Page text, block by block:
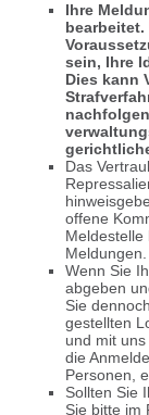
Ihre
sein, Ihre
Dies kann
Das
offene
Meldungen.
Wenn Sie
abgeben
Sie
gestellten
und mit
die
Personen,
Sollten Sie
Sie bitte im